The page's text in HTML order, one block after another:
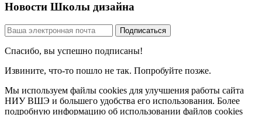
Новости Школы дизайна
Спасибо, вы успешно подписаны!
Извините, что-то пошло не так. Попробуйте позже.
Мы используем файлы cookies для улучшения работы сайта
НИУ ВШЭ и большего удобства его использования. Более
подробную информацию об использовании файлов cookies